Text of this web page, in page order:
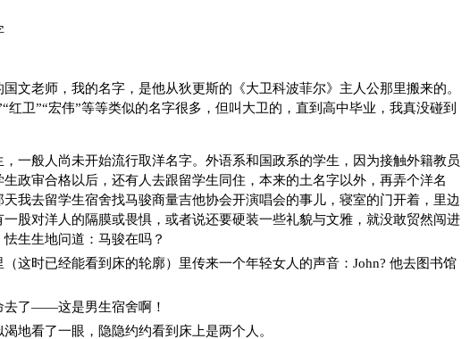
文老师，我的名字，是他从狄更斯的《大卫科波菲尔》主人公那里搬来的。
红卫”“宏伟”等等类似的名字很多，但叫大卫的，直到高中毕业，我真没碰到
一般人尚未开始流行取洋名字。外语系和国政系的学生，因为接触外籍教员
政审合格以后，还有人去跟留学生同住，本来的土名字以外，再弄个洋名
我去留学生宿舍找马骏商量吉他协会开演唱会的事儿，寝室的门开着，里边
股对洋人的隔膜或畏惧，或者说还要硬装一些礼貌与文雅，就没敢贸然闯进
生生地问道：马骏在吗？
这时已经能看到床的轮廓）里传来一个年轻女人的声音：John? 他去图书馆
去了——这是男生宿舍啊！
地看了一眼，隐隐约约看到床上是两个人。